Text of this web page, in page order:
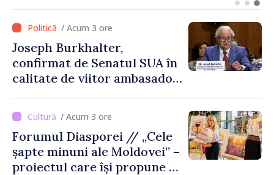
/ Acum 3 ore
Joseph Burkhalter,
confirmat de Senatul SUA în
calitate de viitor ambasador
/ Acum 3 ore
Forumul Diasporei // „Cele
șapte minuni ale Moldovei” –
proiectul care își propune să